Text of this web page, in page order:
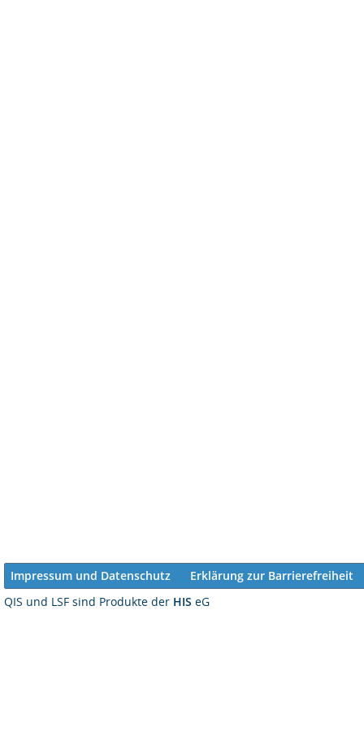
Impressum und Datenschutz
Erklärung zur Barrierefreiheit
QIS und LSF sind Produkte der HIS eG